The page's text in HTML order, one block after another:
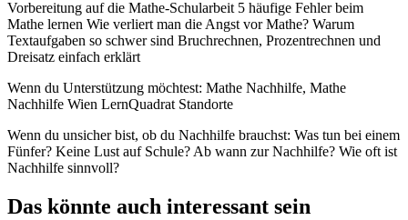
Vorbereitung auf die Mathe-Schularbeit 5 häufige Fehler beim
Mathe lernen Wie verliert man die Angst vor Mathe? Warum
Textaufgaben so schwer sind Bruchrechnen, Prozentrechnen und
Dreisatz einfach erklärt
Wenn du Unterstützung möchtest: Mathe Nachhilfe, Mathe
Nachhilfe Wien LernQuadrat Standorte
Wenn du unsicher bist, ob du Nachhilfe brauchst: Was tun bei einem
Fünfer? ​​​​​​​Keine Lust auf Schule? Ab wann zur Nachhilfe? Wie oft ist
Nachhilfe sinnvoll?
Das könnte auch interessant sein